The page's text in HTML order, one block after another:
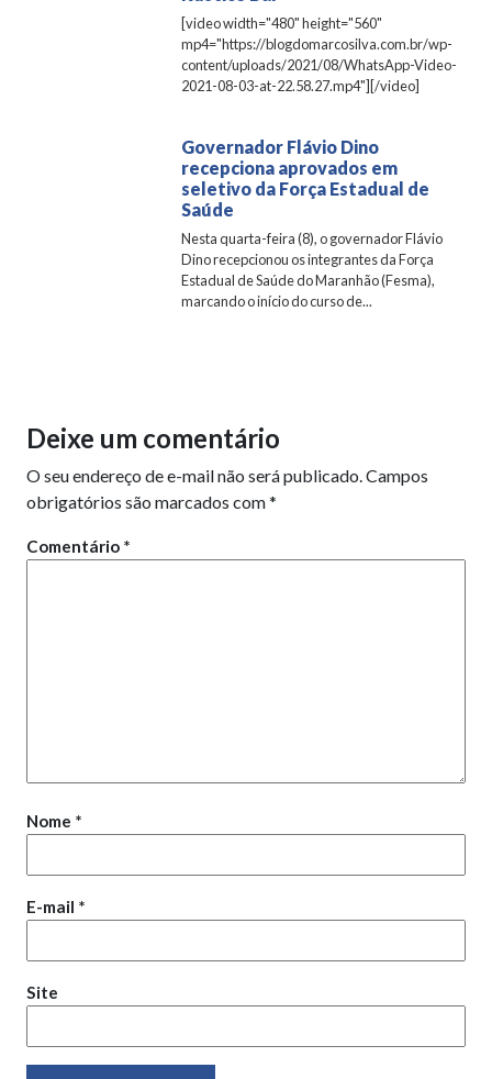
[video width="480" height="560"
mp4="https://blogdomarcosilva.com.br/wp-
content/uploads/2021/08/WhatsApp-Video-
2021-08-03-at-22.58.27.mp4"][/video]
Governador Flávio Dino
recepciona aprovados em
seletivo da Força Estadual de
Saúde
Nesta quarta-feira (8), o governador Flávio
Dino recepcionou os integrantes da Força
Estadual de Saúde do Maranhão (Fesma),
marcando o início do curso de...
Deixe um comentário
O seu endereço de e-mail não será publicado.Campos
obrigatórios são marcados com*
Comentário *
Nome *
E-mail *
Site